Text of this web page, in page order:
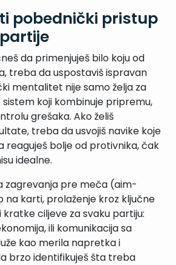
pobednički pristup
da primenjuješ bilo koju od
treba da uspostaviš ispravan
mentalitet nije samo želja za
koji kombinuje pripremu,
grešaka. Ako želiš
treba da usvojiš navike koje
reaguješ bolje od protivnika, čak
idealne.
zagrevanja pre meča (aim-
karti, prolaženje kroz ključne
ciljeve za svaku partiju:
ili komunikacija sa
kao merila napretka i
brzo identifikuješ šta treba